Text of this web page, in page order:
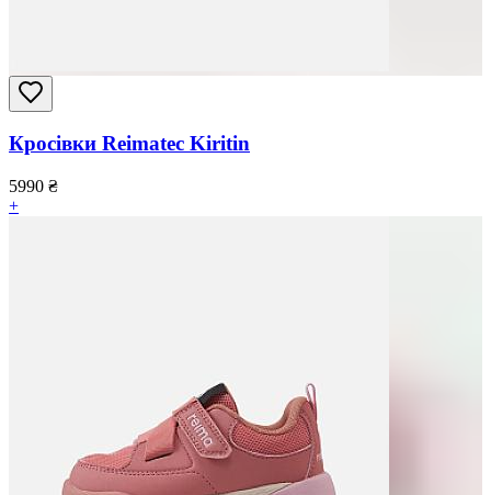
Кросівки Reimatec Kiritin
5990 ₴
+